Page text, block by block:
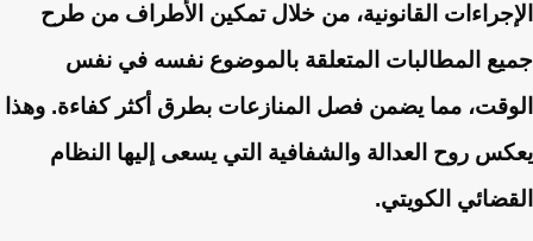
الإجراءات القانونية، من خلال تمكين الأطراف من طرح
جميع المطالبات المتعلقة بالموضوع نفسه في نفس
الوقت، مما يضمن فصل المنازعات بطرق أكثر كفاءة. وهذا
يعكس روح العدالة والشفافية التي يسعى إليها النظام
القضائي الكويتي.